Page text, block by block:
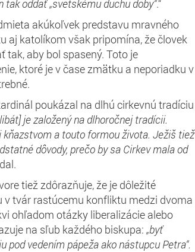
takoddať„svetskémuduchudoby“.“
akúkoľvek predstavu mravného
aj katolíkom však pripomína, že človek
aby bol spasený. Toto je
ktoré je v čase zmätku a neporiadku v
poukázal na dlhú cirkevnú tradíciu
je založený na dlhoročnej tradícii.
kňazstvoma touto formouživota. Ježiš tiež
dôvody, prečo by sa Cirkevmalaod
tiež zdôrazňuje, že je dôležité
tvár rastúcemu konfliktu medzi dvoma
ohľadom otázky liberalizácie alebo
na sľub každého biskupa: „byť
pod vedením pápeža ako nástupcu Petra“.